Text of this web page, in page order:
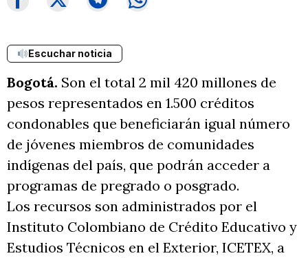
Escuchar noticia
Bogotá. Son el total 2 mil 420 millones de
pesos representados en 1.500 créditos
condonables que beneficiarán igual número
de jóvenes miembros de comunidades
indígenas del país, que podrán acceder a
programas de pregrado o posgrado.
Los recursos son administrados por el
Instituto Colombiano de Crédito Educativo y
Estudios Técnicos en el Exterior, ICETEX, a